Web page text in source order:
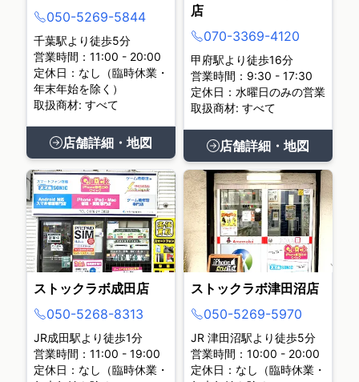
050-5269-5844
千葉駅より徒歩5分
営業時間：11:00 - 20:00
定休日：なし（臨時休業・
年末年始を除く）
取扱商材: すべて
店舗詳細・地図
店
070-3369-4120
甲府駅より徒歩16分
営業時間：9:30 - 17:30
定休日：水曜日のみの営業
取扱商材: すべて
店舗詳細・地図
ストックラボ成田店
050-5268-8313
JR成田駅より徒歩1分
営業時間：11:00 - 19:00
定休日：なし（臨時休業・
ストックラボ津田沼店
050-5269-5970
JR 津田沼駅より徒歩5分
営業時間：10:00 - 20:00
定休日：なし（臨時休業・